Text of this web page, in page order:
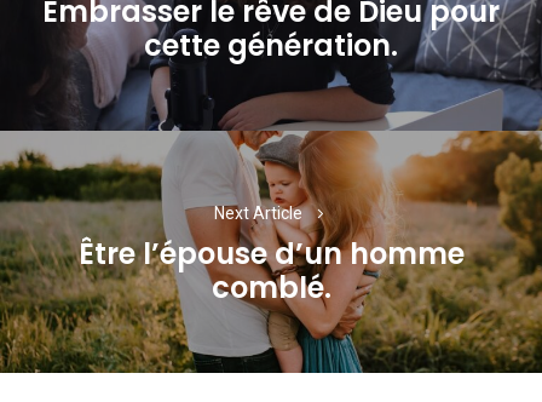
Previous
post:
Embrasser le rêve de Dieu pour
cette génération.
Next Article
Next
post:
Être l’épouse d’un homme
comblé.